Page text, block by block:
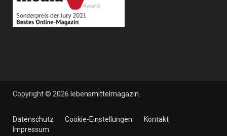
Copyright © 2026 lebensmittelmagazin
Datenschutz Cookie-Einstellungen
Kontakt
Impressum